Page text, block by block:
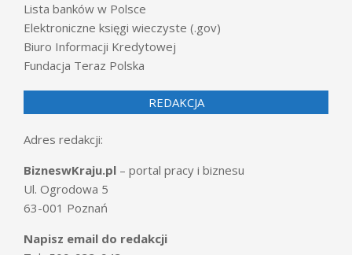
Lista banków w Polsce
Elektroniczne księgi wieczyste (.gov)
Biuro Informacji Kredytowej
Fundacja Teraz Polska
REDAKCJA
Adres redakcji:
BizneswKraju.pl – portal pracy i biznesu
Ul. Ogrodowa 5
63-001 Poznań
Napisz email do redakcji